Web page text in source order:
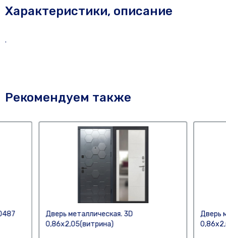
Характеристики, описание
.
Рекомендуем также
Дверь металлическая. 3D
0,86х2,05(витрина)
Дверь